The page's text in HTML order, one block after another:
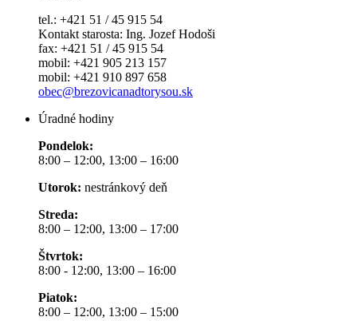
tel.: +421 51 / 45 915 54
Kontakt starosta: Ing. Jozef Hodoši
fax: +421 51 / 45 915 54
mobil: +421 905 213 157
mobil: +421 910 897 658
obec@brezovicanadtorysou.sk
Úradné hodiny
Pondelok:
8:00 – 12:00, 13:00 – 16:00
Utorok: nestránkový deň
Streda:
8:00 – 12:00, 13:00 – 17:00
Štvrtok:
8:00 - 12:00, 13:00 – 16:00
Piatok:
8:00 – 12:00, 13:00 – 15:00